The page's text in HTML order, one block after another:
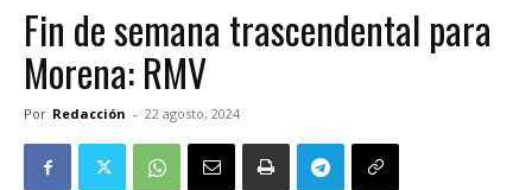
Fin de semana trascendental para
Morena: RMV
Por Redacción - 22 agosto, 2024